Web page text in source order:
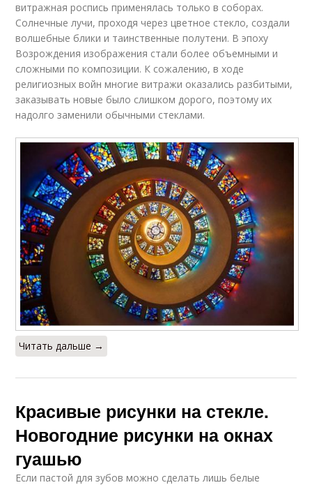
витражная роспись применялась только в соборах.
Солнечные лучи, проходя через цветное стекло, создали
волшебные блики и таинственные полутени. В эпоху
Возрождения изображения стали более объемными и
сложными по композиции. К сожалению, в ходе
религиозных войн многие витражи оказались разбитыми,
заказывать новые было слишком дорого, поэтому их
надолго заменили обычными стеклами.
Читать дальше →
Красивые рисунки на стекле.
Новогодние рисунки на окнах
гуашью
Если пастой для зубов можно сделать лишь белые